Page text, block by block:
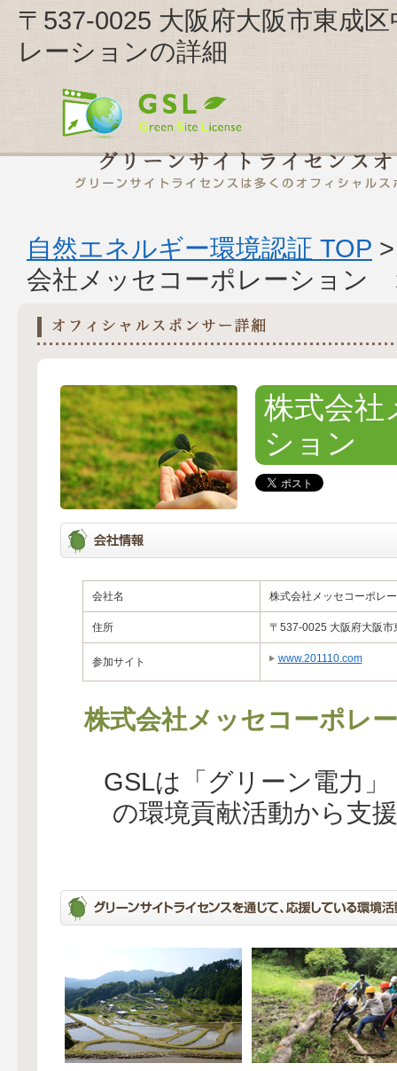
〒537-0025 大阪府大阪市東成
レーションの詳細
自然エネルギー環境認証 TOP
会社メッセコーポレーション
株式会社
ション
会社名 株式会社メッセコーポレ
住所 〒537-0025 大阪府大阪
参加サイト www.201110.com
株式会社メッセコーポレ
GSLは「グリーン電力
の環境貢献活動から支